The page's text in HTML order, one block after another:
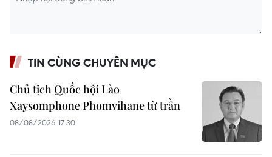
TIN CÙNG CHUYÊN MỤC
Chủ tịch Quốc hội Lào
Xaysomphone Phomvihane từ trần
08/08/2026 17:30